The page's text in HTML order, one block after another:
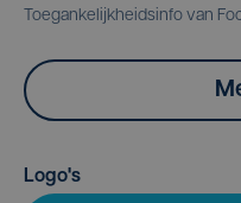
Toegankelijkheidsinfo van
Logo's